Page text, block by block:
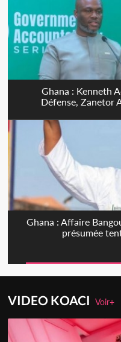
Ghana : Kenneth
Défense, Zanetor
Ghana : Affaire
présumée
VIDEO KOACIVoir+